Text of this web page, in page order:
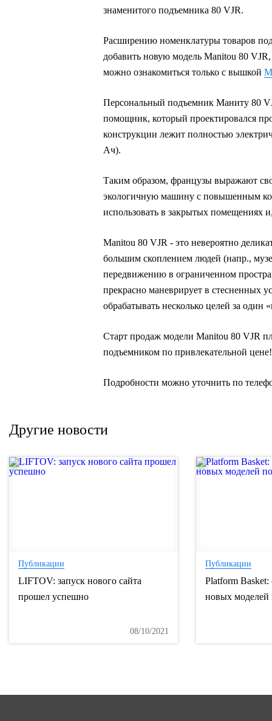
знаменитого подъемника 80 VJR.
Расширению номенклатуры товаров
добавить новую модель Manitou 80
можно ознакомиться только с вышкой
Персональный подъемник Маниту 80
помощник, который проектировался
конструкции лежит полностью
Ач).
Таким образом, французы выражают
экологичную машину с повышенным
использовать в закрытых помещениях
Manitou 80 VJR - это невероятно
большим скоплением людей (напр.,
передвижению в ограниченном
прекрасно маневрирует в стесненных
обрабатывать несколько целей за один
Старт продаж модели Manitou 80 VJR
подъемником по привлекательной цене!
Подробности можно уточнить по
Другие новости
Публикации
LIFTOV: запуск нового сайта
прошел успешно
08/10/2021
Публикации
Platform Basket:
новых моделей